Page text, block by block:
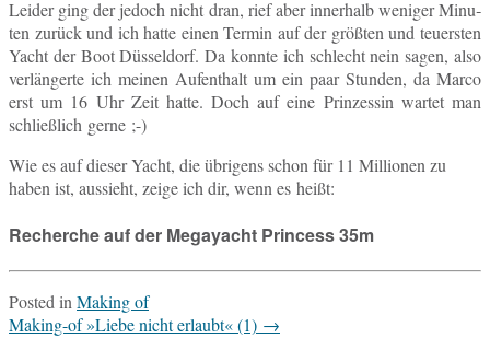
Leider ging der jedoch nicht dran, rief aber in­ner­halb we­ni­ger Mi­nu­
ten zurück und ich hatte einen Termin auf der größ­ten und teu­ers­ten
Yacht der Boot Düs­sel­dorf. Da konnte ich schlecht nein sagen, also
ver­län­ger­te ich meinen Auf­ent­halt um ein paar Stun­den, da Marco
erst um 16 Uhr Zeit hatte. Doch auf eine Prin­zes­sin wartet man
schließ­lich gerne ;-)
Wie es auf dieser Yacht, die üb­ri­gens schon für 11 Mil­lio­nen zu
haben ist, aus­sieht, zeige ich dir, wenn es heißt:
Recherche auf der Megayacht Princess 35m
Posted inMaking of
Post
Making-of »Liebe nicht erlaubt« (1) →